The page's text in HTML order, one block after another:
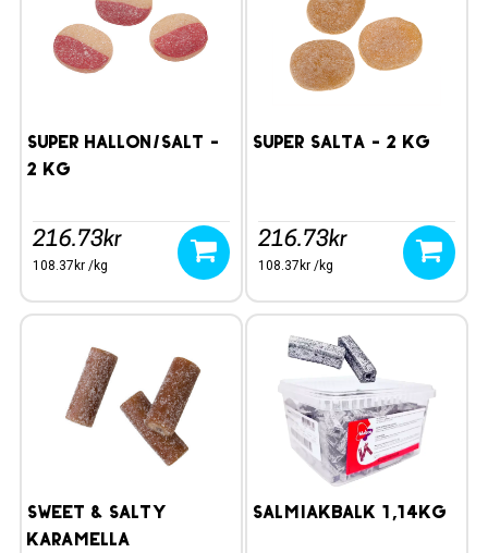
SUPER HALLON/SALT -
2 kg
216.73kr
108.37kr /kg
SUPER SALTA - 2 kg
216.73kr
108.37kr /kg
SWEET & SALTY
KARAMELLA
Salmiakbalk 1,14kg